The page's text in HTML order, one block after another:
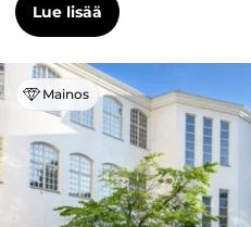
Lue lisää
Mainos